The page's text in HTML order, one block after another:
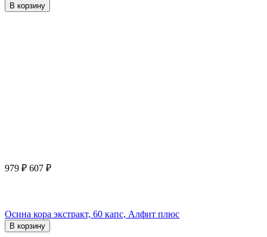
В корзину
979 ₽ 607 ₽
Осина кора экстракт, 60 капс, Алфит плюс
В корзину